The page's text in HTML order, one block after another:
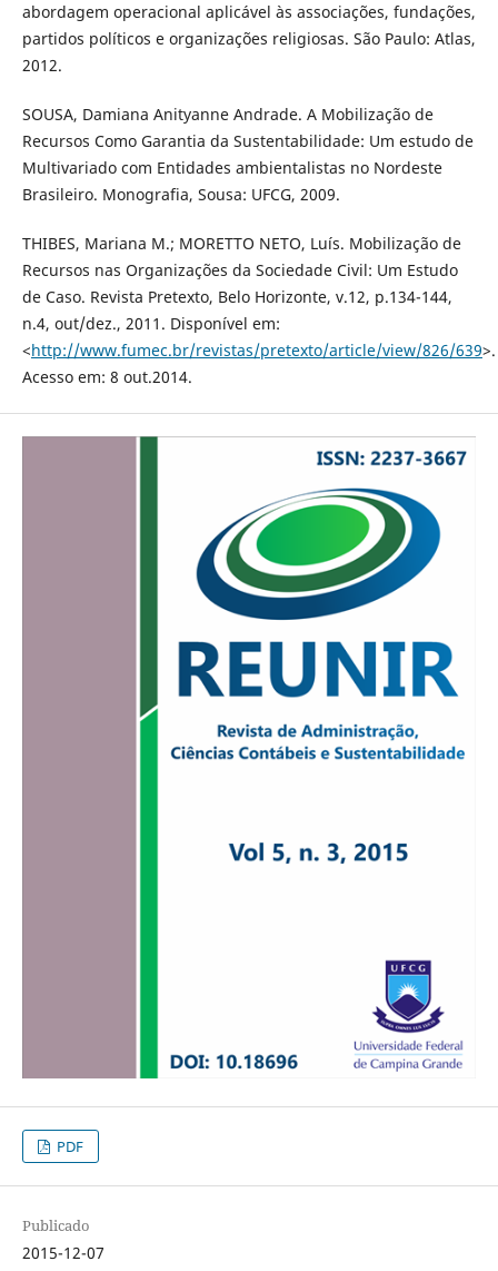
abordagem operacional aplicável às associações, fundações,
partidos políticos e organizações religiosas. São Paulo: Atlas,
2012.
SOUSA, Damiana Anityanne Andrade. A Mobilização de
Recursos Como Garantia da Sustentabilidade: Um estudo de
Multivariado com Entidades ambientalistas no Nordeste
Brasileiro. Monografia, Sousa: UFCG, 2009.
THIBES, Mariana M.; MORETTO NETO, Luís. Mobilização de
Recursos nas Organizações da Sociedade Civil: Um Estudo
de Caso. Revista Pretexto, Belo Horizonte, v.12, p.134-144,
n.4, out/dez., 2011. Disponível em:
<http://www.fumec.br/revistas/pretexto/article/view/826/639>.
Acesso em: 8 out.2014.
PDF
Publicado
2015-12-07